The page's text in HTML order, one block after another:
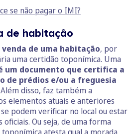
se não pagar o IMI?
de habitação
venda de uma habitação, por
uma certidão toponímica. Uma
um documento que certifica a
de prédios e/ou a freguesia
disso, faz também a
elementos atuais e anteriores
podem verificar no local ou estar
Ou seja, de uma forma